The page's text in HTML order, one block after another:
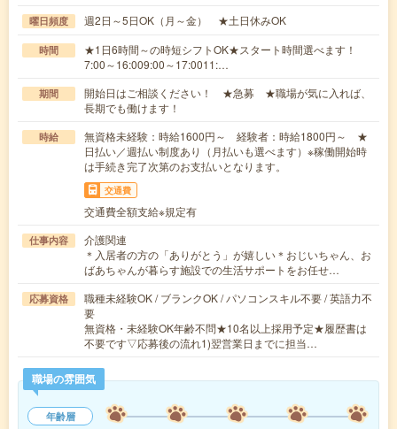
曜日頻度 週2日～5日OK（月～金） ★土日休みOK
時間
★1日6時間～の時短シフトOK★スタート時間選べます！
7:00～16:009:00～17:0011:…
期間
開始日はご相談ください！ ★急募 ★職場が気に入れば、
長期でも働けます！
時給
無資格未経験：時給1600円～ 経験者：時給1800円～ ★
日払い／週払い制度あり（月払いも選べます）※稼働開始時
は手続き完了次第のお支払いとなります。
交通費
交通費全額支給※規定有
仕事内容
介護関連
＊入居者の方の「ありがとう」が嬉しい＊おじいちゃん、お
ばあちゃんが暮らす施設での生活サポートをお任せ…
応募資格
職種未経験OK / ブランクOK / パソコンスキル不要 / 英語力不
要
無資格・未経験OK年齢不問★10名以上採用予定★履歴書は
不要です▽応募後の流れ1)翌営業日までに担当…
職場の雰囲気
年齢層